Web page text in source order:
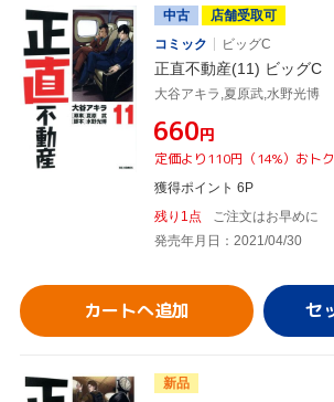
中古
店舗受取可
コミック
ビッグC
正直不動産(11) ビッグC
大谷アキラ,夏原武,水野光博
¥660円
定価より110円（14%）おトク
獲得ポイント 6P
残り1点
ご注文はお早めに
発売年月日：2021/04/30
カートへ追加
新品